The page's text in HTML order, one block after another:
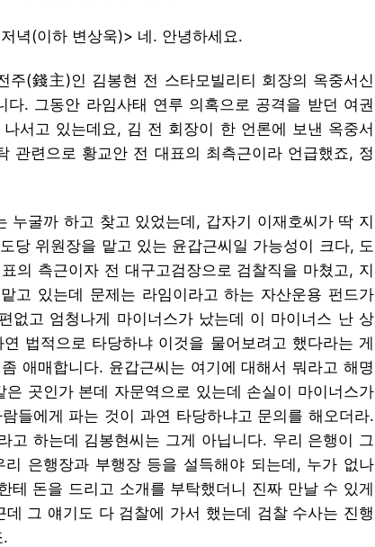
녁(이하 변상욱)> 네. 안녕하세요.
(錢主)인 김봉현 전 스타모빌리티 회장의 옥중서신
다. 그동안 라임사태 연루 의혹으로 공격을 받던 여권
서고 있는데요, 김 전 회장이 한 언론에 보낸 옥중서
관련으로 황교안 전 대표의 최측근이라 언급했죠, 정
굴까 하고 찾고 있었는데, 갑자기 이재호씨가 딱 지
당 위원장을 맡고 있는 윤갑근씨일 가능성이 크다, 도
의 측근이자 전 대구고검장으로 검찰직을 마쳤고, 지
고 있는데 문제는 라임이라고 하는 자산운용 펀드가
없고 엄청나게 마이너스가 났는데 이 마이너스 난 상
법적으로 타당하냐 이것을 물어보려고 했다라는 게
애매합니다. 윤갑근씨는 여기에 대해서 뭐라고 해명
곳인가 본데 자문역으로 있는데 손실이 마이너스가
들에게 파는 것이 과연 타당하냐고 문의를 해오더라.
고 하는데 김봉현씨는 그게 아닙니다. 우리 은행이 그
은행장과 부행장 등을 설득해야 되는데, 누가 없나
테 돈을 드리고 소개를 부탁했더니 진짜 만날 수 있게
그 얘기도 다 검찰에 가서 했는데 검찰 수사는 진행
.